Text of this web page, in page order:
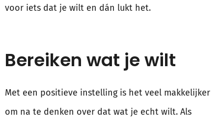
voor iets dat je wilt en dán lukt het.
Bereiken wat je wilt
Met een positieve instelling is het veel makkelijker
om na te denken over dat wat je echt wilt. Als